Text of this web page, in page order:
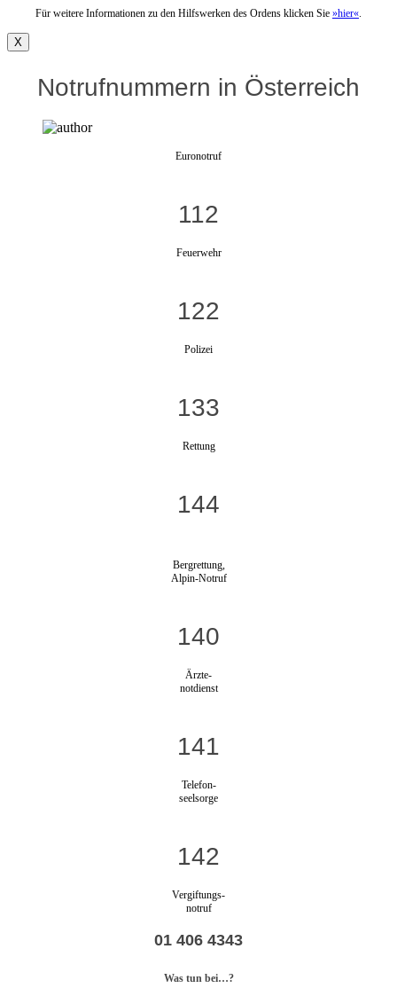
Für weitere Informationen zu den Hilfswerken des Ordens klicken Sie »hier«.
X
Notrufnummern in Österreich
Euronotruf
112
Feuerwehr
122
Polizei
133
Rettung
144
Bergrettung,
Alpin-Notruf
140
Ärzte-
notdienst
141
Telefon-
seelsorge
142
Vergiftungs-
notruf
01 406 4343
Was tun bei…?